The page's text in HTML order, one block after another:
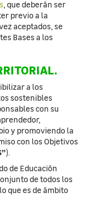
, que deberán ser
previo a la
aceptados, se
Bases a los
a los
sostenibles
con su
y promoviendo la
con los Objetivos
).
de Educación
de todos los
que es de ámbito